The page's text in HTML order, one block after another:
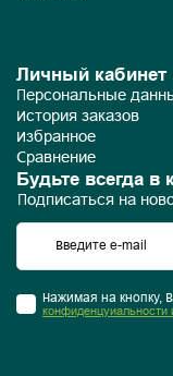
Личный кабинет
Персональные
История заказов
Избранное
Сравнение
Будьте всегда в
Подписаться на
Нажимая на кнопку,
конфиденцуиальности